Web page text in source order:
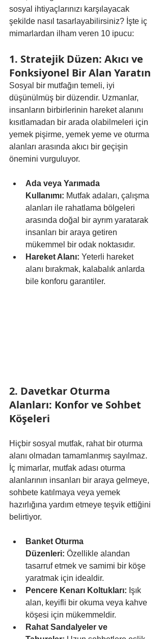
sosyal ihtiyaçlarınızı karşılayacak
şekilde nasıl tasarlayabilirsiniz? İşte iç
mimarlardan ilham veren 10 ipucu:
1. Stratejik Düzen: Akıcı ve
Fonksiyonel Bir Alan Yaratın
Sosyal bir mutfağın temeli, iyi
düşünülmüş bir düzendir. Uzmanlar,
insanların birbirlerinin hareket alanını
kısıtlamadan bir arada olabilmeleri için
yemek pişirme, yemek yeme ve oturma
alanları arasında akıcı bir geçişin
önemini vurguluyor.
Ada veya Yarımada
Kullanımı: Mutfak adaları, çalışma
alanları ile rahatlama bölgeleri
arasında doğal bir ayrım yaratarak
insanları bir araya getiren
mükemmel bir odak noktasıdır.
Hareket Alanı: Yeterli hareket
alanı bırakmak, kalabalık anlarda
bile konforu garantiler.
2. Davetkar Oturma
Alanları: Konfor ve Sohbet
Köşeleri
Hiçbir sosyal mutfak, rahat bir oturma
alanı olmadan tamamlanmış sayılmaz.
İç mimarlar, mutfak adası oturma
alanlarının insanları bir araya gelmeye,
sohbete katılmaya veya yemek
hazırlığına yardım etmeye teşvik ettiğini
belirtiyor.
Banket Oturma
Düzenleri: Özellikle alandan
tasarruf etmek ve samimi bir köşe
yaratmak için idealdir.
Pencere Kenarı Koltukları: Işık
alan, keyifli bir okuma veya kahve
köşesi için mükemmeldir.
Rahat Sandalyeler ve